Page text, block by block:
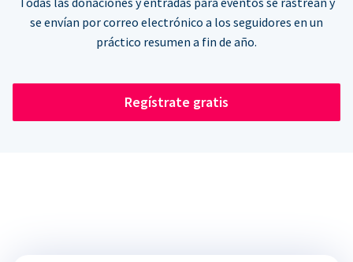
se envían por correo electrónico a los seguidores en un
práctico resumen a fin de año.
Regístrate gratis